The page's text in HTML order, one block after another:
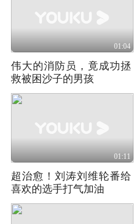
01:04
伟大的消防员，竟成功拯
救被困沙子的男孩
01:11
超治愈！刘涛刘维轮番给
喜欢的选手打气加油